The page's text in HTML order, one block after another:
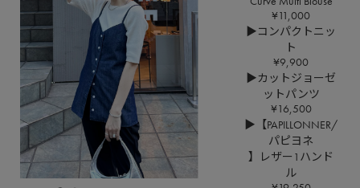
¥11,000
▶コンパクトニッ
ト
¥9,900
▶カットジョーゼ
ットパンツ
¥16,500
▶【PAPILLONNER/
パピヨネ
】レザー1ハンド
ル